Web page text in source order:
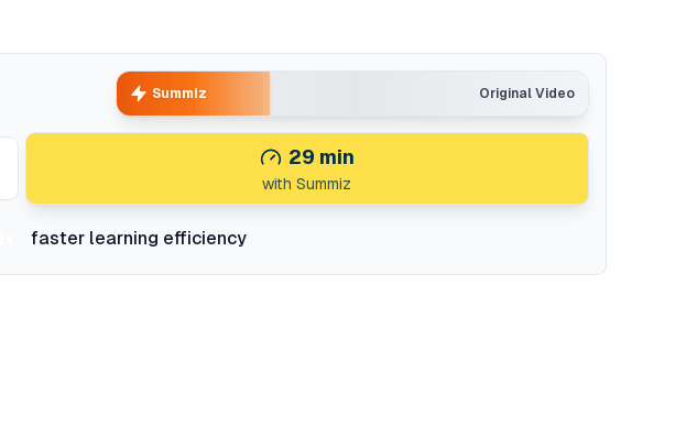
Original Video
Summiz
29 min
with Summiz
faster learning efficiency